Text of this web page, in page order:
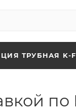
ТРУБНАЯ K-
по